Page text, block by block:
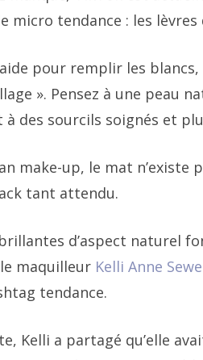
micro tendance : les lèvres
pour remplir les
». Pensez à une peau
à des sourcils soignés et
make-up, le mat n’existe
tant attendu.
d’aspect naturel
maquilleur Kelli Anne
tendance.
Kelli a partagé qu’elle